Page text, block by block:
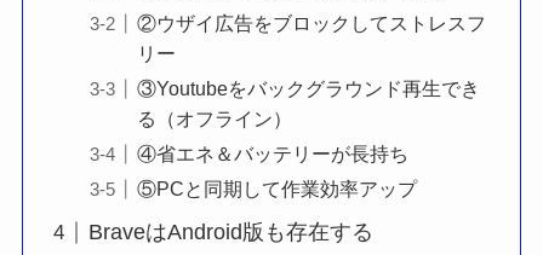
②ウザイ広告をブロックしてストレスフ
リー
③Youtubeをバックグラウンド再生でき
る（オフライン）
④省エネ＆バッテリーが長持ち
⑤PCと同期して作業効率アップ
BraveはAndroid版も存在する